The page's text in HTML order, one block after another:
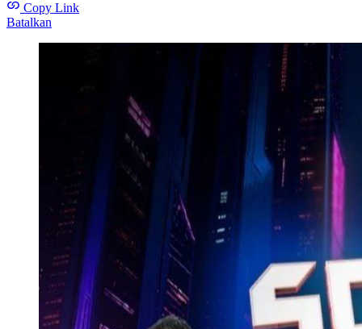
Copy Link
Batalkan